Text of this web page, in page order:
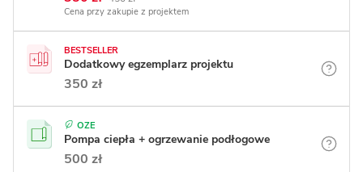
Cena przy zakupie z projektem
BESTSELLER
Dodatkowy egzemplarz projektu
350 zł
OZE
Pompa ciepła + ogrzewanie podłogowe
500 zł